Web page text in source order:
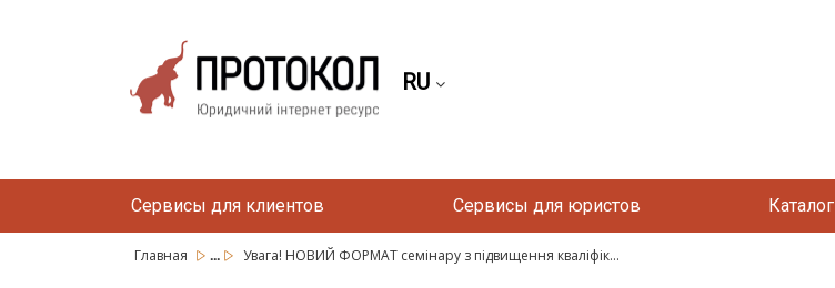
RU
Сервисы для клиентов Сервисы для юристов
Главная ... Увага! НОВИЙ ФОРМАТ семінару з підвищення кваліфік...